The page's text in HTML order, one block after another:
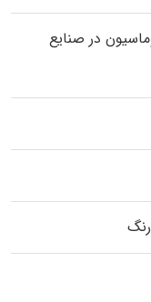
در صنایع